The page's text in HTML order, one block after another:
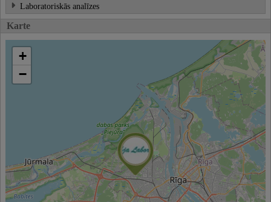
Laboratoriskās analīzes
Karte
+
−